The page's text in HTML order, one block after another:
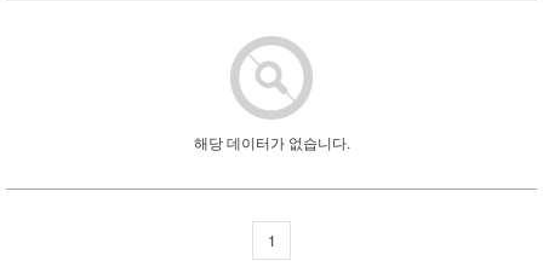
해당 데이터가 없습니다.
1